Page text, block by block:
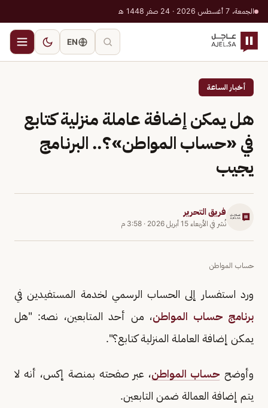
الجمعة، 7 أغسطس 2026 · 24 صفر 1448 هـ
EN
أخبار الساعة
هل يمكن إضافة عاملة منزلية كتابع
في «حساب المواطن»؟.. البرنامج
يجيب
فريق التحرير
نُشر في الأربعاء 15 أبريل 2026 · 3:58 م
حساب المواطن
ورد استفسار إلى الحساب الرسمي لخدمة المستفيدين في
برنامج حساب المواطن، من أحد المتابعين، نصه: "هل
يمكن إضافة العاملة المنزلية كتابع؟".
وأوضح حساب المواطن، عبر صفحته بمنصة إكس، أنه لا
يتم إضافة العمالة ضمن التابعين.